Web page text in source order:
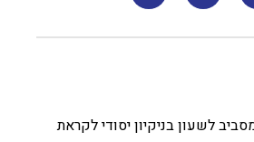
לשעון בניקיון יסודי לקראת